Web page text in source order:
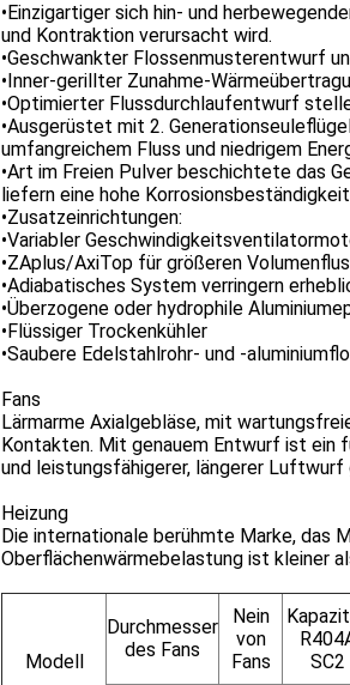
•Einzigartiger sich hin- und
und Kontraktion verursacht wird.
•Geschwankter Flossenmusterentwurf
•Inner-gerillter Zunahme-
•Optimierter Flussdurchlaufentwurf
•Ausgerüstet mit 2.
umfangreichem Fluss und niedrigem
•Art im Freien Pulver beschichtete das
liefern eine hohe
•Zusatzeinrichtungen:
•Variabler
•ZAplus/AxiTop für größeren
•Adiabatisches System verringern
•Überzogene oder hydrophile
•Flüssiger Trockenkühler
•Saubere Edelstahlrohr- und -
Fans
Lärmarme Axialgebläse, mit
Kontakten. Mit genauem Entwurf ist ein
und leistungsfähigerer, längerer Luftwurf
Heizung
Die internationale berühmte Marke, das
Oberflächenwärmebelastung ist kleiner
Modell
Durchmesser
des Fans
Nein
von
Fans
SC2